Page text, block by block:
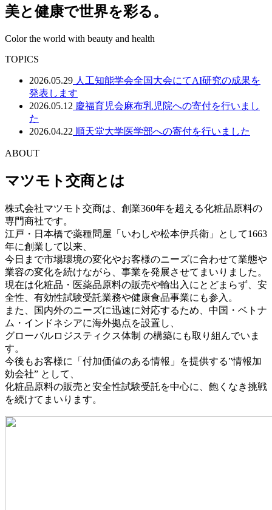
美と健康で世界を彩る。
Color the world with beauty and health
TOPICS
2026.05.29 人工知能学会全国大会にてAI研究の成果を
発表します
2026.05.12 慶福育児会麻布乳児院への寄付を行いまし
た
2026.04.22 順天堂大学医学部への寄付を行いました
ABOUT
マツモト交商とは
株式会社マツモト交商は、創業360年を超える化粧品原料の
専門商社です。
江戸・日本橋で薬種問屋「いわしや松本伊兵衛」として1663
年に創業して以来、
今日まで市場環境の変化やお客様のニーズに合わせて業態や
業容の変化を続けながら、事業を発展させてまいりました。
現在は化粧品・医薬品原料の販売や輸出入にとどまらず、安
全性、有効性試験受託業務や健康食品事業にも参入。
また、国内外のニーズに迅速に対応するため、中国・ベトナ
ム・インドネシアに海外拠点を設置し、
グローバルロジスティクス体制 の構築にも取り組んでいま
す。
今後もお客様に「付加価値のある情報」を提供する”情報加
効会社” として、
化粧品原料の販売と安全性試験受託を中心に、飽くなき挑戦
を続けてまいります。